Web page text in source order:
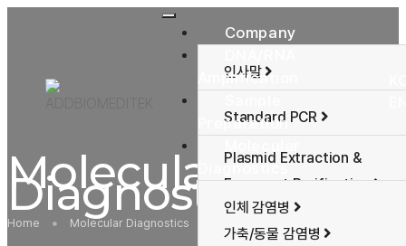
toggle
navigation
Company
인사말
회사연혁
인증사항
오시는 길
Amplification
Standard PCR
Preparation
Plasmid Extraction &
Fragment Purification
Genomic DNA Extraction
RNA Extraction
Diagnostics
인체 감염병
가축/동물 감염병
Molecular
Diagnostics
Home Molecular Diagnostics